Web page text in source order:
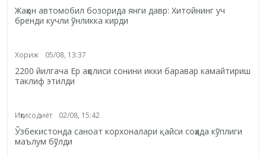
Жаҳон автомобил бозорида янги давр: Хитойнинг уч
бренди кучли ўнликка кирди
Хориж 05/08, 13:37
2200 йилгача Ер аҳолиси сонини икки баравар камайтириш
таклиф этилди
Иқтисодиёт 02/08, 15:42
Ўзбекистонда саноат корхоналари қайси соҳада кўплиги
маълум бўлди